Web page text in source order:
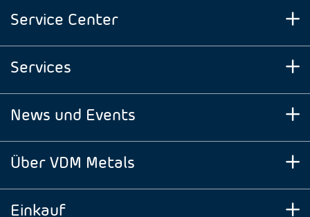
Service Center
Services
News und Events
Über VDM Metals
Einkauf